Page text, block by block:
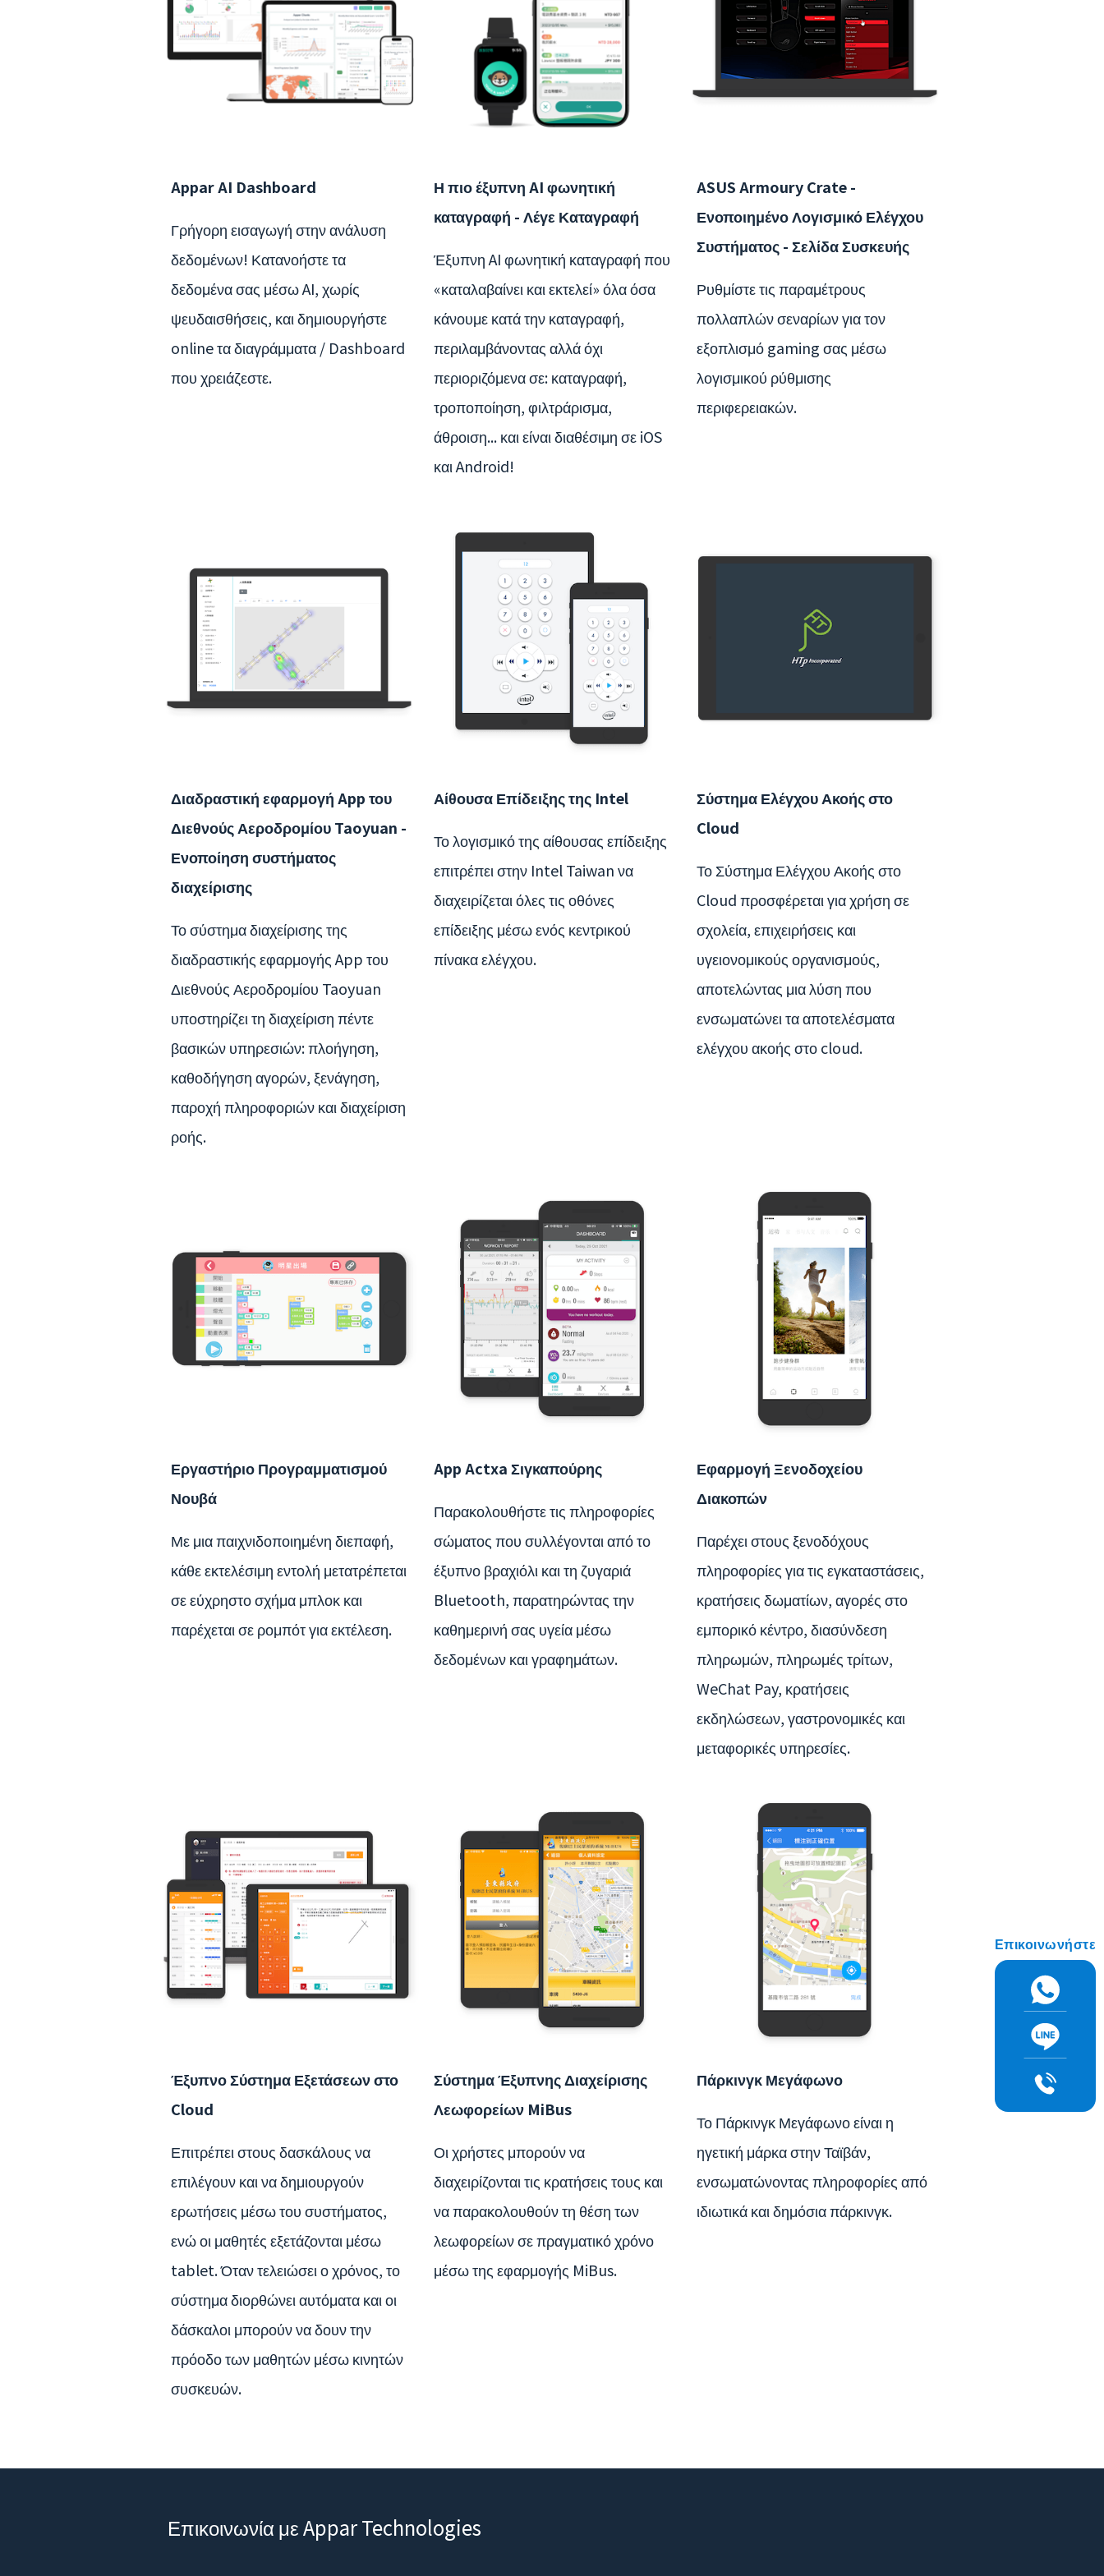
Appar AI Dashboard
Γρήγορη εισαγωγή στην ανάλυση
δεδομένων! Κατανοήστε τα
δεδομένα σας μέσω AI, χωρίς
ψευδαισθήσεις, και δημιουργήστε
online τα διαγράμματα / Dashboard
που χρειάζεστε.
Η πιο έξυπνη AI φωνητική
καταγραφή - Λέγε Καταγραφή
Έξυπνη AI φωνητική καταγραφή που
«καταλαβαίνει και εκτελεί» όλα όσα
κάνουμε κατά την καταγραφή,
περιλαμβάνοντας αλλά όχι
περιοριζόμενα σε: καταγραφή,
τροποποίηση, φιλτράρισμα,
άθροιση... και είναι διαθέσιμη σε iOS
και Android!
ASUS Armoury Crate -
Ενοποιημένο Λογισμικό Ελέγχου
Συστήματος - Σελίδα Συσκευής
Ρυθμίστε τις παραμέτρους
πολλαπλών σεναρίων για τον
εξοπλισμό gaming σας μέσω
λογισμικού ρύθμισης
περιφερειακών.
Διαδραστική εφαρμογή App του
Διεθνούς Αεροδρομίου Taoyuan -
Ενοποίηση συστήματος
διαχείρισης
Το σύστημα διαχείρισης της
διαδραστικής εφαρμογής App του
Διεθνούς Αεροδρομίου Taoyuan
υποστηρίζει τη διαχείριση πέντε
βασικών υπηρεσιών: πλοήγηση,
καθοδήγηση αγορών, ξενάγηση,
παροχή πληροφοριών και διαχείριση
ροής.
Αίθουσα Επίδειξης της Intel
Το λογισμικό της αίθουσας επίδειξης
επιτρέπει στην Intel Taiwan να
διαχειρίζεται όλες τις οθόνες
επίδειξης μέσω ενός κεντρικού
πίνακα ελέγχου.
Σύστημα Ελέγχου Ακοής στο
Cloud
Το Σύστημα Ελέγχου Ακοής στο
Cloud προσφέρεται για χρήση σε
σχολεία, επιχειρήσεις και
υγειονομικούς οργανισμούς,
αποτελώντας μια λύση που
ενσωματώνει τα αποτελέσματα
ελέγχου ακοής στο cloud.
Εργαστήριο Προγραμματισμού
Νουβά
Με μια παιχνιδοποιημένη διεπαφή,
κάθε εκτελέσιμη εντολή μετατρέπεται
σε εύχρηστο σχήμα μπλοκ και
παρέχεται σε ρομπότ για εκτέλεση.
App Actxa Σιγκαπούρης
Παρακολουθήστε τις πληροφορίες
σώματος που συλλέγονται από το
έξυπνο βραχιόλι και τη ζυγαριά
Bluetooth, παρατηρώντας την
καθημερινή σας υγεία μέσω
δεδομένων και γραφημάτων.
Εφαρμογή Ξενοδοχείου
Διακοπών
Παρέχει στους ξενοδόχους
πληροφορίες για τις εγκαταστάσεις,
κρατήσεις δωματίων, αγορές στο
εμπορικό κέντρο, διασύνδεση
πληρωμών, πληρωμές τρίτων,
WeChat Pay, κρατήσεις
εκδηλώσεων, γαστρονομικές και
μεταφορικές υπηρεσίες.
Έξυπνο Σύστημα Εξετάσεων στο
Cloud
Επιτρέπει στους δασκάλους να
επιλέγουν και να δημιουργούν
ερωτήσεις μέσω του συστήματος,
ενώ οι μαθητές εξετάζονται μέσω
tablet. Όταν τελειώσει ο χρόνος, το
σύστημα διορθώνει αυτόματα και οι
δάσκαλοι μπορούν να δουν την
πρόοδο των μαθητών μέσω κινητών
συσκευών.
Σύστημα Έξυπνης Διαχείρισης
Λεωφορείων MiBus
Οι χρήστες μπορούν να
διαχειρίζονται τις κρατήσεις τους και
να παρακολουθούν τη θέση των
λεωφορείων σε πραγματικό χρόνο
μέσω της εφαρμογής MiBus.
Πάρκινγκ Μεγάφωνο
Το Πάρκινγκ Μεγάφωνο είναι η
ηγετική μάρκα στην Ταϊβάν,
ενσωματώνοντας πληροφορίες από
ιδιωτικά και δημόσια πάρκινγκ.
Επικοινωνήστε
Επικοινωνία με Appar Technologies